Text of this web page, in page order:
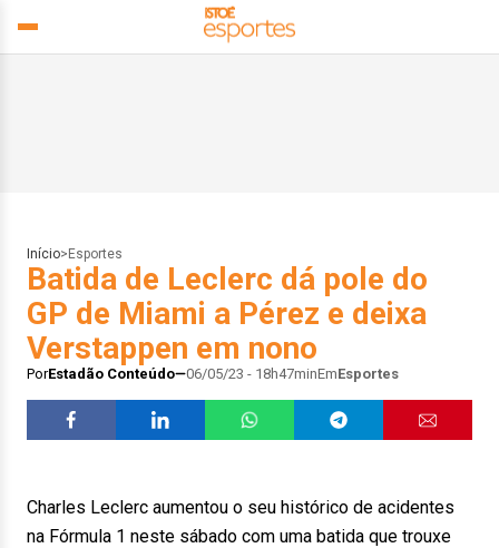
Início> Esportes
Batida de Leclerc dá pole do
GP de Miami a Pérez e deixa
Verstappen em nono
PorEstadão Conteúdo 06/05/23 - 18h47minEmEsportes
Charles Leclerc aumentou o seu histórico de acidentes
na Fórmula 1 neste sábado com uma batida que trouxe